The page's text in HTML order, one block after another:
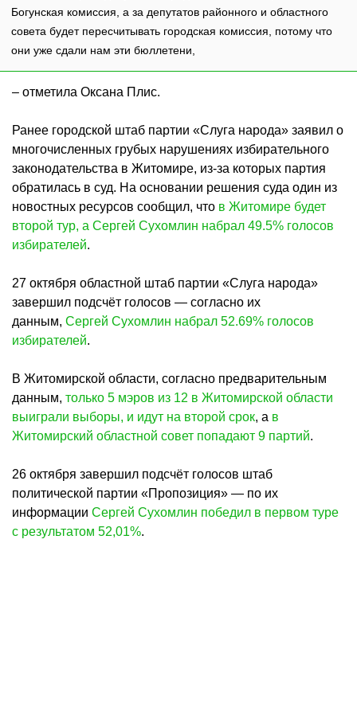
Богунская комиссия, а за депутатов районного и областного
совета будет пересчитывать городская комиссия, потому что
они уже сдали нам эти бюллетени,
– отметила Оксана Плис.
Ранее городской штаб партии «Слуга народа» заявил о
многочисленных грубых нарушениях избирательного
законодательства в Житомире, из-за которых партия
обратилась в суд. На основании решения суда один из
новостных ресурсов сообщил, что в Житомире будет
второй тур, а Сергей Сухомлин набрал 49.5% голосов
избирателей.
27 октября областной штаб партии «Слуга народа»
завершил подсчёт голосов — согласно их
данным, Сергей Сухомлин набрал 52.69% голосов
избирателей.
В Житомирской области, согласно предварительным
данным, только 5 мэров из 12 в Житомирской области
выиграли выборы, и идут на второй срок, а в
Житомирский областной совет попадают 9 партий.
26 октября завершил подсчёт голосов штаб
политической партии «Пропозиция» — по их
информации Сергей Сухомлин победил в первом туре
с результатом 52,01%.